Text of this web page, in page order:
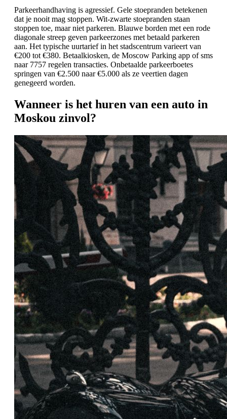
Parkeerhandhaving is agressief. Gele stoepranden betekenen
dat je nooit mag stoppen. Wit-zwarte stoepranden staan
stoppen toe, maar niet parkeren. Blauwe borden met een rode
diagonale streep geven parkeerzones met betaald parkeren
aan. Het typische uurtarief in het stadscentrum varieert van
€200 tot €380. Betaalkiosken, de Moscow Parking app of sms
naar 7757 regelen transacties. Onbetaalde parkeerboetes
springen van €2.500 naar €5.000 als ze veertien dagen
genegeerd worden.
Wanneer is het huren van een auto in
Moskou zinvol?